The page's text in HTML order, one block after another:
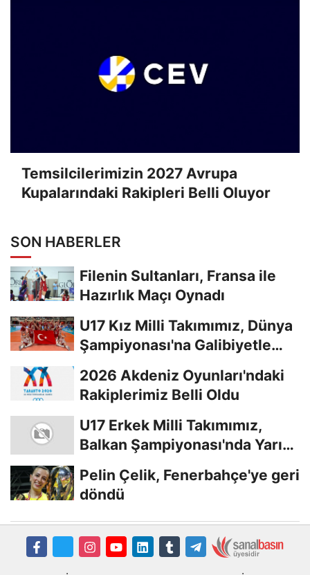
Temsilcilerimizin 2027 Avrupa
Kupalarındaki Rakipleri Belli Oluyor
SON HABERLER
Filenin Sultanları, Fransa ile
Hazırlık Maçı Oynadı
U17 Kız Milli Takımımız, Dünya
Şampiyonası'na Galibiyetle
2026 Akdeniz Oyunları'ndaki
Rakiplerimiz Belli Oldu
U17 Erkek Milli Takımımız,
Balkan Şampiyonası'nda Yarı
Pelin Çelik, Fenerbahçe'ye geri
döndü